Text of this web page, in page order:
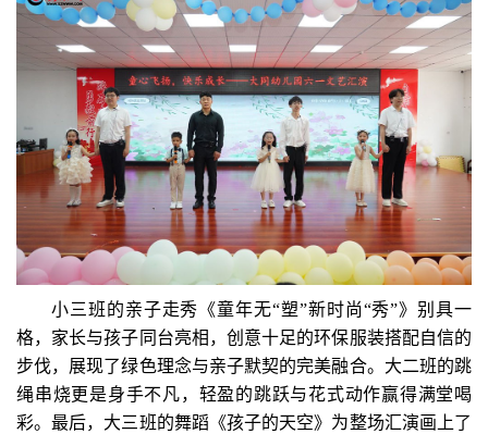
小三班的亲子走秀《童年无“塑”新时尚“秀”》别具一
格，家长与孩子同台亮相，创意十足的环保服装搭配自信的
步伐，展现了绿色理念与亲子默契的完美融合。大二班的跳
绳串烧更是身手不凡，轻盈的跳跃与花式动作赢得满堂喝
彩。最后，大三班的舞蹈《孩子的天空》为整场汇演画上了